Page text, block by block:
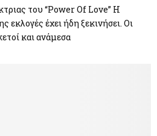
του “Power Of Love” Η
εκλογές έχει ήδη ξεκινήσει. Οι
και ανάμεσα